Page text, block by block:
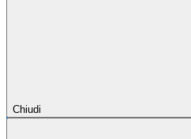
Chiudi